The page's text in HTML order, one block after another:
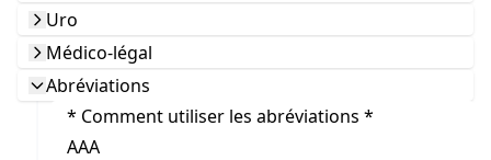
Uro
Médico-légal
Abréviations
* Comment utiliser les abréviations *
AAA